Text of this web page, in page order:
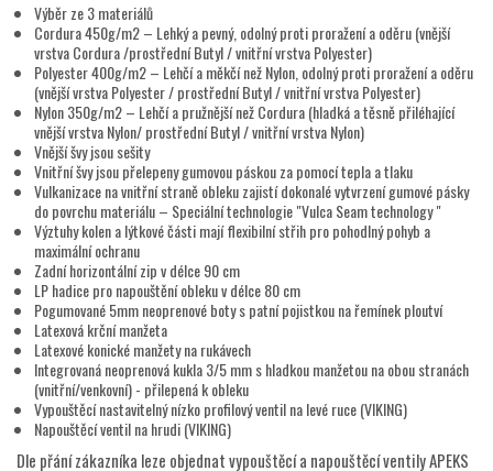
Výběr ze 3 materiálů
Cordura 450g/m2 – Lehký a pevný, odolný proti proražení a oděru (vnější
vrstva Cordura /prostřední Butyl / vnitřní vrstva Polyester)
Polyester 400g/m2 – Lehčí a měkčí než Nylon, odolný proti proražení a oděru
(vnější vrstva Polyester / prostřední Butyl / vnitřní vrstva Polyester)
Nylon 350g/m2 – Lehčí a pružnější než Cordura (hladká a těsně přiléhající
vnější vrstva Nylon/ prostřední Butyl / vnitřní vrstva Nylon)
Vnější švy jsou sešity
Vnitřní švy jsou přelepeny gumovou páskou za pomocí tepla a tlaku
Vulkanizace na vnitřní straně obleku zajistí dokonalé vytvrzení gumové pásky
do povrchu materiálu – Speciální technologie "Vulca Seam technology "
Výztuhy kolen a lýtkové části mají flexibilní střih pro pohodlný pohyb a
maximální ochranu
Zadní horizontální zip v délce 90 cm
LP hadice pro napouštění obleku v délce 80 cm
Pogumované 5mm neoprenové boty s patní pojistkou na řemínek ploutví
Latexová krční manžeta
Latexové konické manžety na rukávech
Integrovaná neoprenová kukla 3/5 mm s hladkou manžetou na obou stranách
(vnitřní/venkovní) - přilepená k obleku
Vypouštěcí nastavitelný nízko profilový ventil na levé ruce (VIKING)
Napouštěcí ventil na hrudi (VIKING)
Dle přání zákazníka leze objednat vypouštěcí a napouštěcí ventily APEKS